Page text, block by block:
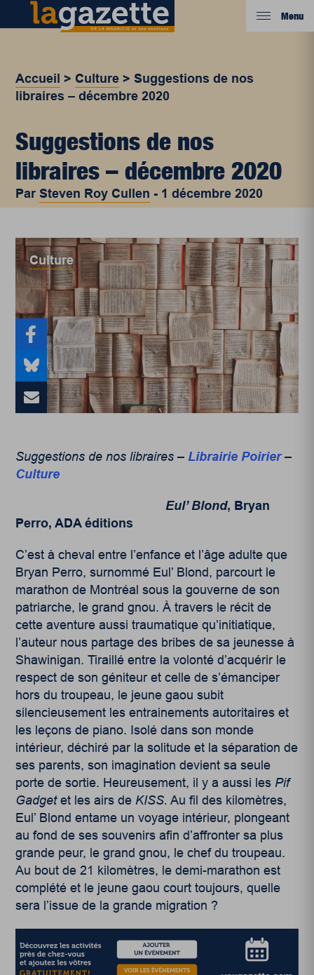
Menu
Accueil > Culture >Suggestions de nos
libraires – décembre 2020
Suggestions de nos
libraires – décembre 2020
ParSteven Roy Cullen - 1 décembre 2020
Culture
Suggestions de nos libraires – Librairie Poirier–
Culture
Eul’ Blond, Bryan
Perro, ADA éditions
C’est à cheval entre l’enfance et l’âge adulte que
Bryan Perro, surnommé Eul’ Blond, parcourt le
marathon de Montréal sous la gouverne de son
patriarche, le grand gnou. À travers le récit de
cette aventure aussi traumatique qu’initiatique,
l’auteur nous partage des bribes de sa jeunesse à
Shawinigan. Tiraillé entre la volonté d’acquérir le
respect de son géniteur et celle de s’émanciper
hors du troupeau, le jeune gaou subit
silencieusement les entrainements autoritaires et
les leçons de piano. Isolé dans son monde
intérieur, déchiré par la solitude et la séparation de
ses parents, son imagination devient sa seule
porte de sortie. Heureusement, il y a aussi les Pif
Gadgetet les airs de KISS. Au fil des kilomètres,
Eul’ Blond entame un voyage intérieur, plongeant
au fond de ses souvenirs afin d’affronter sa plus
grande peur, le grand gnou, le chef du troupeau.
Au bout de 21 kilomètres, le demi-marathon est
complété et le jeune gaou court toujours, quelle
sera l’issue de la grande migration ?